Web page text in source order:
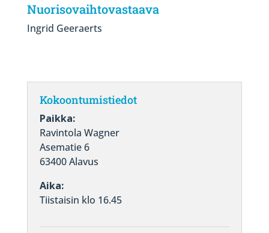
Nuorisovaihtovastaava
Ingrid Geeraerts
Kokoontumistiedot
Paikka:
Ravintola Wagner
Asematie 6
63400 Alavus
Aika:
Tiistaisin klo 16.45